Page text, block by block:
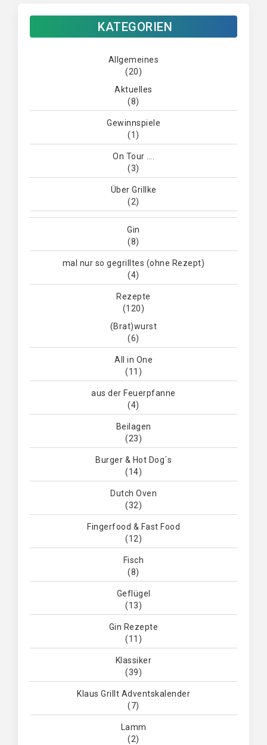
KATEGORIEN
Allgemeines
(20)
Aktuelles
(8)
Gewinnspiele
(1)
On Tour ….
(3)
Über Grillke
(2)
Gin
(8)
mal nur so gegrilltes (ohne Rezept)
(4)
Rezepte
(120)
(Brat)wurst
(6)
All in One
(11)
aus der Feuerpfanne
(4)
Beilagen
(23)
Burger & Hot Dog´s
(14)
Dutch Oven
(32)
Fingerfood & Fast Food
(12)
Fisch
(8)
Geflügel
(13)
Gin Rezepte
(11)
Klassiker
(39)
Klaus Grillt Adventskalender
(7)
Lamm
(2)